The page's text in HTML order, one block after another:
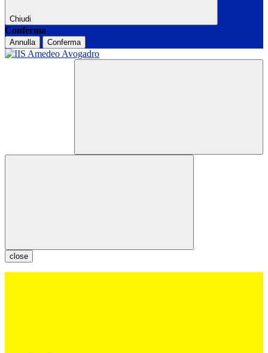
Chiudi
Conferma
Annulla Conferma
close